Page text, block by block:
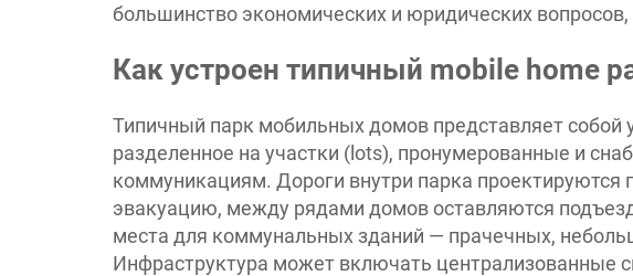
большинство экономических и юридических
Как устроен типичный mobile home
Типичный парк мобильных домов представляет собой
разделенное на участки (lots), пронумерованные и
коммуникациям. Дороги внутри парка
эвакуацию, между рядами домов оставляются
места для коммунальных зданий — прачечных,
Инфраструктура может включать централизованные